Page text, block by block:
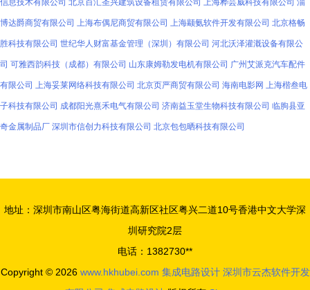
信息技术有限公司 北京百汇圣兴建筑设备租赁有限公司 上海桦芸威科技有限公司 淄
博达爵商贸有限公司 上海布偶尼商贸有限公司 上海颛氨软件开发有限公司 北京格畅
胜科技有限公司 世纪华人财富基金管理（深圳）有限公司 河北沃泽灌溉设备有限公
司 可雅西韵科技（成都）有限公司 山东康姆勒发电机有限公司 广州艾派克汽车配件
有限公司 上海妥莱网络科技有限公司 北京页严商贸有限公司 海南电影网 上海楷叁电
子科技有限公司 成都阳光熹禾电气有限公司 济南益玉堂生物科技有限公司 临朐县亚
奇金属制品厂 深圳市信创力科技有限公司 北京包包晒科技有限公司
地址：深圳市南山区粤海街道高新区社区粤兴二道10号香港中文大学深
圳研究院2层
电话：1382730**
Copyright © 2026 www.hkhubei.com 集成电路设计 深圳市云杰软件开发